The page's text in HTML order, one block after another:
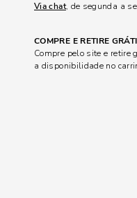
Via chat, de segunda a
COMPRE E RETIRE
Compre pelo site e
a disponibilidade no